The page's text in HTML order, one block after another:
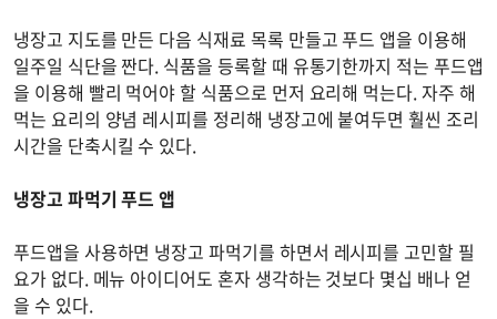
냉장고 지도를 만든 다음 식재료 목록 만들고 푸드 앱을 이용해
일주일 식단을 짠다. 식품을 등록할 때 유통기한까지 적는 푸드앱
을 이용해 빨리 먹어야 할 식품으로 먼저 요리해 먹는다. 자주 해
먹는 요리의 양념 레시피를 정리해 냉장고에 붙여두면 훨씬 조리
시간을 단축시킬 수 있다.
냉장고 파먹기 푸드 앱
푸드앱을 사용하면 냉장고 파먹기를 하면서 레시피를 고민할 필
요가 없다. 메뉴 아이디어도 혼자 생각하는 것보다 몇십 배나 얻
을 수 있다.